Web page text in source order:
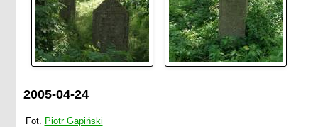
2005-04-24
Fot. Piotr Gapiński